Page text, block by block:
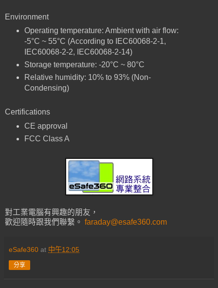
Environment
Operating temperature: Ambient with air flow:
-5°C ~ 55°C (According to IEC60068-2-1,
IEC60068-2-2, IEC60068-2-14)
Storage temperature: -20°C ~ 80°C
Relative humidity: 10% to 93% (Non-
Condensing)
Certifications
CE approval
FCC Class A
對工業電腦有興趣的朋友，
歡迎隨時跟我們聯繫。 faraday@esafe360.com
eSafe360 at 中午12:05
分享